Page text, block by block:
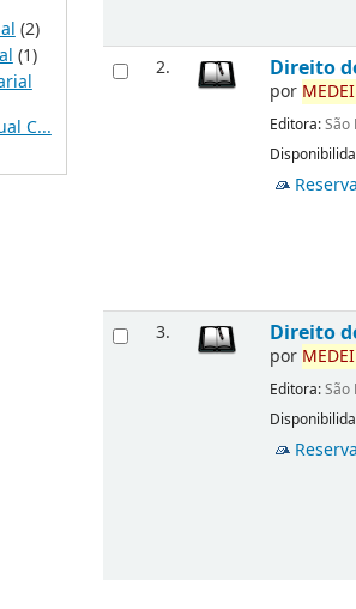
(2)
(1)
C...
2. Direito
por MEDE
Editora:São
Disponibilida
3. Direito
por MEDE
Editora:São
Disponibilida